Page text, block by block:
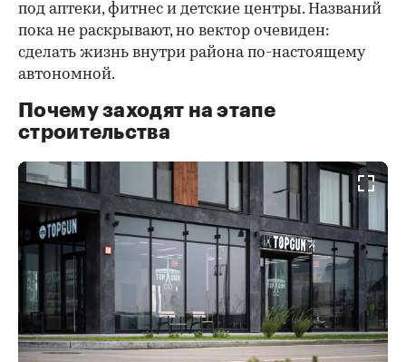
под аптеки, фитнес и детские центры. Названий
пока не раскрывают, но вектор очевиден:
сделать жизнь внутри района по-настоящему
автономной.
Почему заходят на этапе
строительства